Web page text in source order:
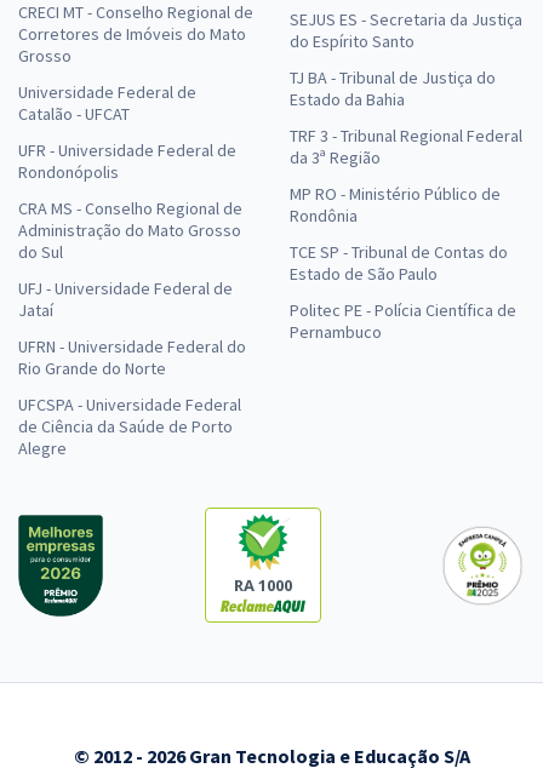
CRECI MT - Conselho Regional de
Corretores de Imóveis do Mato
Grosso
Universidade Federal de
Catalão - UFCAT
UFR - Universidade Federal de
Rondonópolis
CRA MS - Conselho Regional de
Administração do Mato Grosso
do Sul
UFJ - Universidade Federal de
Jataí
UFRN - Universidade Federal do
Rio Grande do Norte
UFCSPA - Universidade Federal
de Ciência da Saúde de Porto
Alegre
SEJUS ES - Secretaria da Justiça
do Espírito Santo
TJ BA - Tribunal de Justiça do
Estado da Bahia
TRF 3 - Tribunal Regional Federal
da 3ª Região
MP RO - Ministério Público de
Rondônia
TCE SP - Tribunal de Contas do
Estado de São Paulo
Politec PE - Polícia Científica de
Pernambuco
RA 1000
© 2012 - 2026 Gran Tecnologia e Educação S/A